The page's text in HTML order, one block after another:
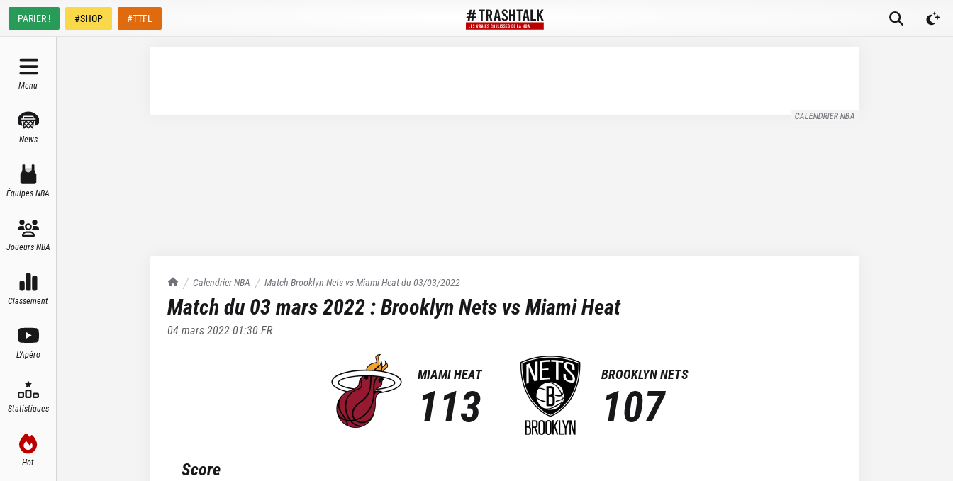
PARIER ! #SHOP #TTFL
Menu
News
Équipes NBA
Joueurs NBA
Classement
L'Apéro
Statistiques
Hot
CALENDRIER NBA
TrashTalk Actu NBA
Calendrier NBA Match Brooklyn Nets vsMiami Heatdu03/03/2022
Match du 03 mars 2022:Brooklyn Nets vsMiami Heat
04 mars 2022 01:30FR
MIAMI HEAT
113
BROOKLYN NETS
107
Score